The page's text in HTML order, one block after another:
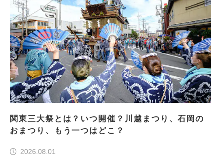
関東三大祭とは？いつ開催？川越まつり、石岡の
おまつり、もう一つはどこ？
2026.08.01